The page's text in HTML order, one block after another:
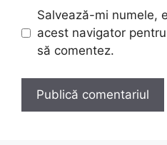
Salvează-mi numele,
acest navigator
să comentez.